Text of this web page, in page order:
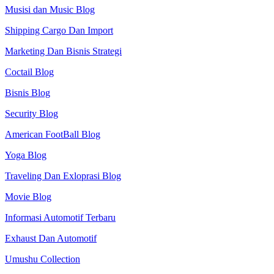
Musisi dan Music Blog
Shipping Cargo Dan Import
Marketing Dan Bisnis Strategi
Coctail Blog
Bisnis Blog
Security Blog
American FootBall Blog
Yoga Blog
Traveling Dan Exloprasi Blog
Movie Blog
Informasi Automotif Terbaru
Exhaust Dan Automotif
Umushu Collection